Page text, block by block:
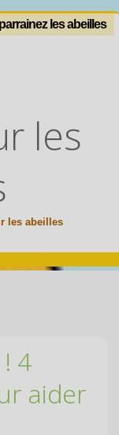
les abeilles
les
les abeilles
4
aider